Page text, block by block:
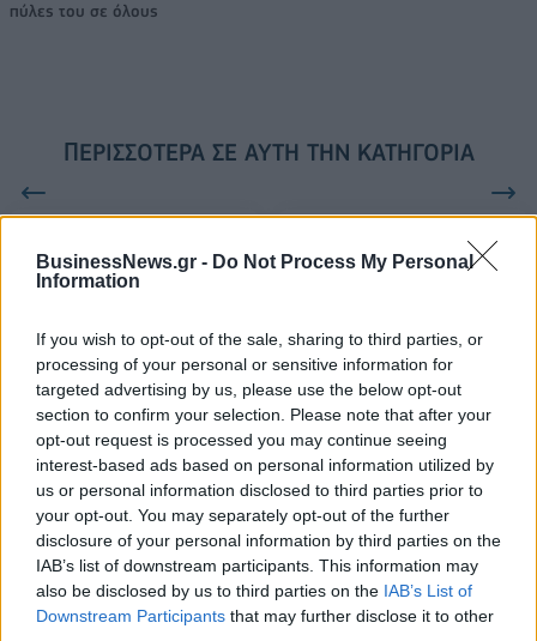
BusinessNews.gr - Do Not Process My Personal
Information
If you wish to opt-out of the sale, sharing to third parties, or
processing of your personal or sensitive information for
targeted advertising by us, please use the below opt-out
section to confirm your selection. Please note that after your
opt-out request is processed you may continue seeing
interest-based ads based on personal information utilized by
us or personal information disclosed to third parties prior to
your opt-out. You may separately opt-out of the further
disclosure of your personal information by third parties on the
IAB’s list of downstream participants. This information may
also be disclosed by us to third parties on the IAB’s List of
Downstream Participants that may further disclose it to other
πύλες του σε όλους
ΠΕΡΙΣΣΌΤΕΡΑ ΣΕ ΑΥΤΉ ΤΗΝ ΚΑΤΗΓΟΡΊΑ
Reuters: O κοροναϊός έχει
επιπτώσεις στα έσοδα
της Apple
18/02/2020 - 10:47
18/02/2020 - 13:46